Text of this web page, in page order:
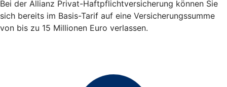
Bei der Allianz Privat-Haftpflichtversicherung können Sie
sich bereits im Basis-Tarif auf eine Versicherungssumme
von bis zu 15 Millionen Euro verlassen.